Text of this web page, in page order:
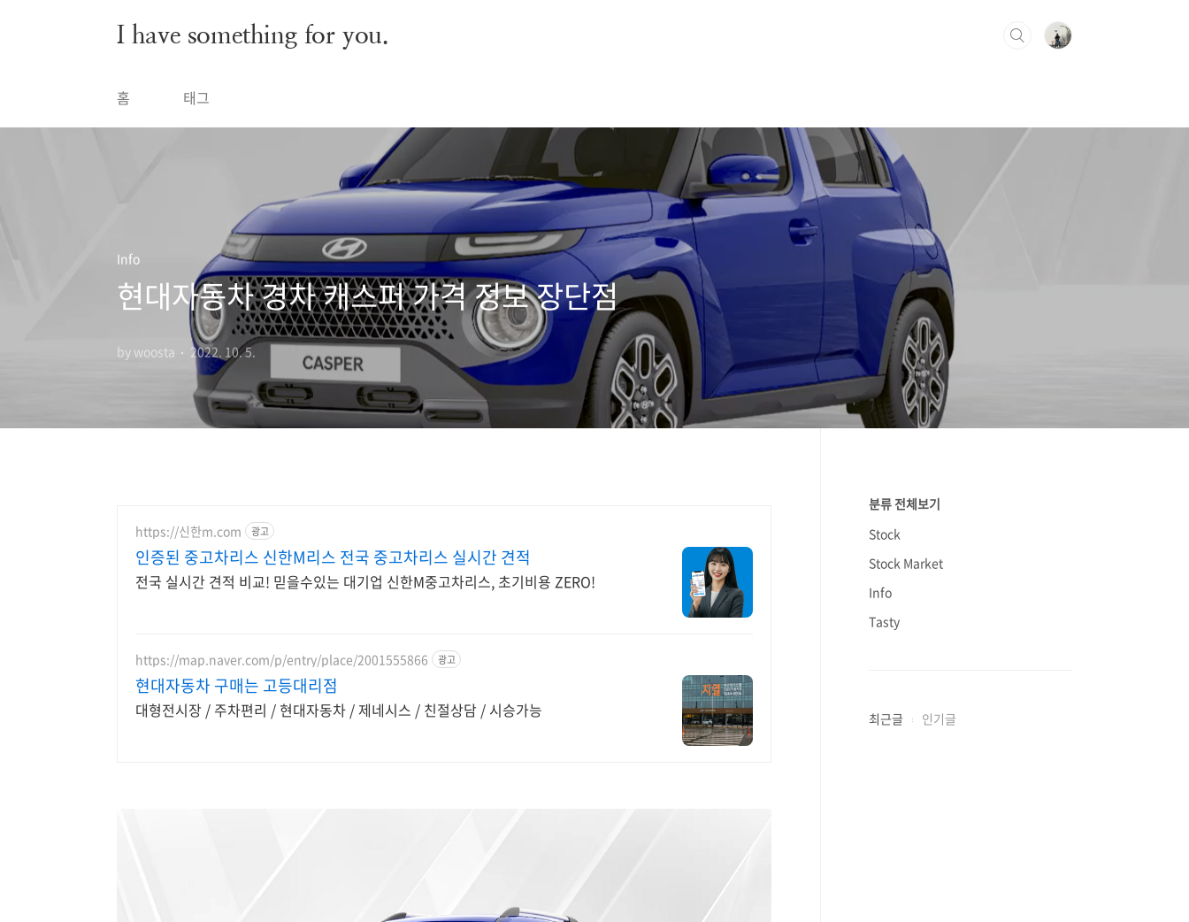
I have something for you.
홈 태그
Info
현대자동차 경차 캐스퍼 가격 정보 장단점
by woosta 2022. 10. 5.
https://신한m.com 광고
인증된 중고차리스 신한M리스 전국 중고차리스 실시간 견적
전국 실시간 견적 비교! 믿을수있는 대기업 신한M중고차리스, 초기비용 ZERO!
https://map.naver.com/p/entry/place/2001555866 광고
현대자동차 구매는 고등대리점
대형전시장 / 주차편리 / 현대자동차 / 제네시스 / 친절상담 / 시승가능
분류 전체보기
Stock
Stock Market
Info
Tasty
최근글 인기글